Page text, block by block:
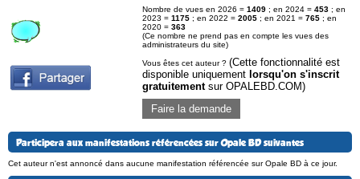
Nombre de vues en 2026 = 1409 ; en 2024 = 453 ; en
2023 = 1175 ; en 2022 = 2005 ; en 2021 = 765 ; en
2020 = 363
(Ce nombre ne prend pas en compte les vues des
administrateurs du site)
Vous êtes cet auteur ? (Cette fonctionnalité est
disponible uniquement lorsqu'on s'inscrit
gratuitementsur OPALEBD.COM)
Faire la demande
Participera aux manifestations référencées sur Opale BD suivantes
Cet auteur n'est annoncé dans aucune manifestation référencée sur Opale BD à ce jour.